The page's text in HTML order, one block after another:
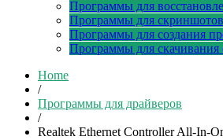
Программы для
Программы для скриншотов
Программы для создания
Программы для
Home
/
Программы для драйверов
/
Realtek Ethernet Controller All-In-